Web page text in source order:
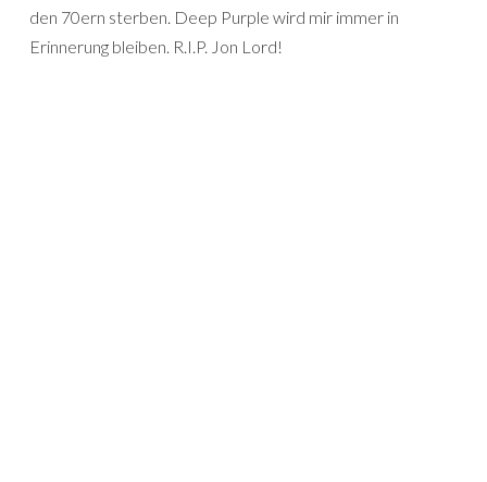
den 70ern sterben. Deep Purple wird mir immer in
Erinnerung bleiben. R.I.P. Jon Lord!